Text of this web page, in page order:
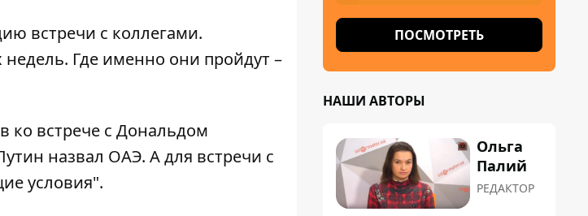
встречи с коллегами.
Где именно они пройдут –
ко встрече с Дональдом
назвал ОАЭ. А для встречи с
условия".
ПОСМОТРЕТЬ
НАШИ АВТОРЫ
Ольга
Палий
РЕДАКТОР